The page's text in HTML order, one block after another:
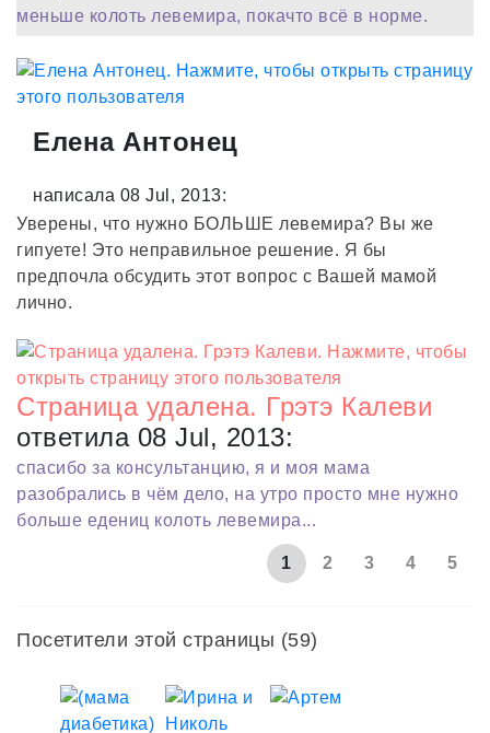
меньше колоть левемира, покачто всё в норме.
Елена Антонец
написала 08 Jul, 2013:
Уверены, что нужно БОЛЬШЕ левемира? Вы же
гипуете! Это неправильное решение. Я бы
предпочла обсудить этот вопрос с Вашей мамой
лично.
Страница удалена. Грэтэ Калеви
ответила 08 Jul, 2013:
спасибо за консультанцию, я и моя мама
разобрались в чём дело, на утро просто мне нужно
больше едениц колоть левемира...
1 2 3 4 5
Посетители этой страницы (59)